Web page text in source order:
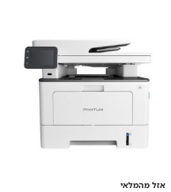
אזל מהמלאי